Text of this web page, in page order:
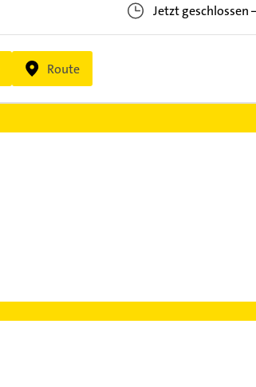
Jetzt geschlossen
Route